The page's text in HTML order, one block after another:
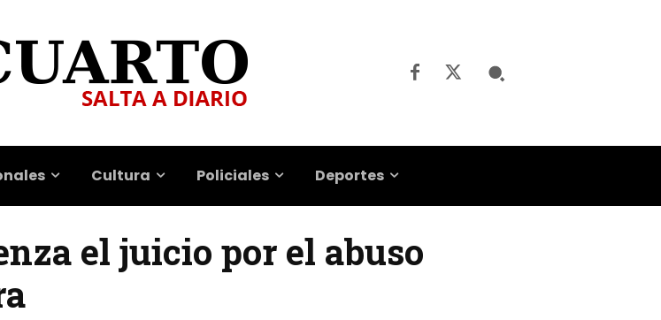
Cultura Policiales Deportes
el juicio por el abuso